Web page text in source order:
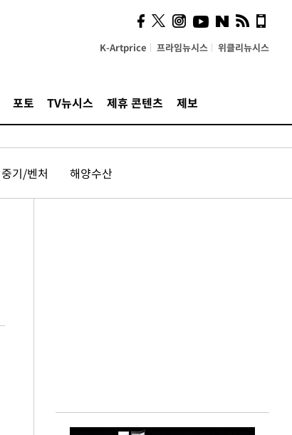
K-Artprice 프라임뉴시스 위클리뉴시스
포토 TV뉴시스 제휴 콘텐츠 제보
중기/벤처 해양수산